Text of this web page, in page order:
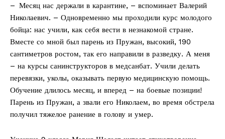
– Месяц нас держали в карантине, – вспоминает Валерий
Николаевич. – Одновременно мы проходили курс молодого
бойца: нас учили, как себя вести в незнакомой стране.
Вместе со мной был парень из Пружан, высокий, 190
сантиметров ростом, так его направили в разведку. А меня
– на курсы санинструкторов в медсанбат. Учили делать
перевязки, уколы, оказывать первую медицинскую помощь.
Обучение длилось месяц, и вперед – на боевые позиции!
Парень из Пружан, а звали его Николаем, во время обстрела
получил тяжелое ранение в голову и умер.